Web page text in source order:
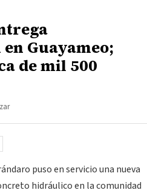
Guayameo;
de mil 500
puso en servicio una nueva
hidráulico en la comunidad